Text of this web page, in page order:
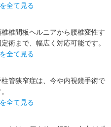
全て見る
椎間板ヘルニアから腰椎変性す
術まで、幅広く対応可能です。
全て見る
管狭窄症は、今や内視鏡手術で
全て見る